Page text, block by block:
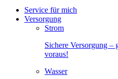
Service für mich
Versorgung
Strom
Sichere Versorgung
voraus!
Wasser